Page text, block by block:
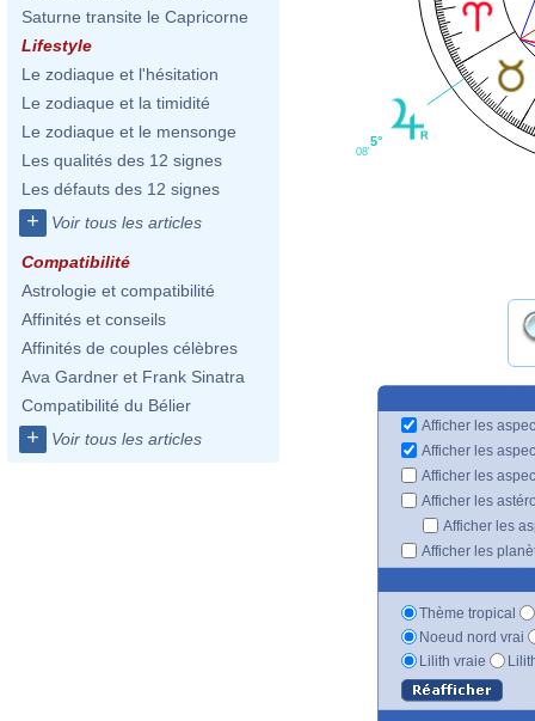
Saturne transite le Capricorne
Lifestyle
Le zodiaque et l'hésitation
Le zodiaque et la timidité
Le zodiaque et le mensonge
Les qualités des 12 signes
Les défauts des 12 signes
+ Voir tous les articles
Compatibilité
Astrologie et compatibilité
Affinités et conseils
Affinités de couples célèbres
Ava Gardner et Frank Sinatra
Compatibilité du Bélier
+ Voir tous les articles
5°
08'
Afficher les
Afficher les
Afficher les
Afficher les
Afficher les
Afficher les
Thème tropical
Noeud nord vrai
Lilith vraie